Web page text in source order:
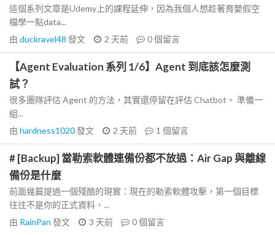
這個系列文章是Udemy上的課程延伸，因為我個人想趁著育嬰假空
檔學一點data...
由 duckravel48 發文 2 天前 0個留言
【Agent Evaluation 系列 1/6】Agent 到底該怎麼測
試？
很多團隊評估 Agent 的方法，其實還停留在評估 Chatbot。 準備一
組...
由 hardness1020發文 2 天前 1 個留言
# [Backup] 當勒索軟體連備份都不放過：Air Gap 與離線
備份是什麼
前面幾篇提過一個殘酷的現實：現在的勒索軟體攻擊，第一個目標
往往不是你的正式資料，...
由 RainPan 發文 3 天前 0個留言